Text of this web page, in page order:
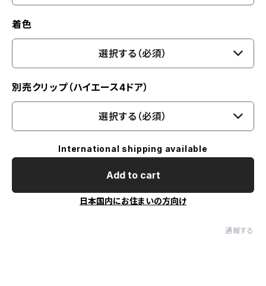
着色
選択する（必須）
別売クリップ（ハイエース4ドア）
選択する（必須）
International shipping available
Add to cart
日本国内にお住まいの方向け
通報する